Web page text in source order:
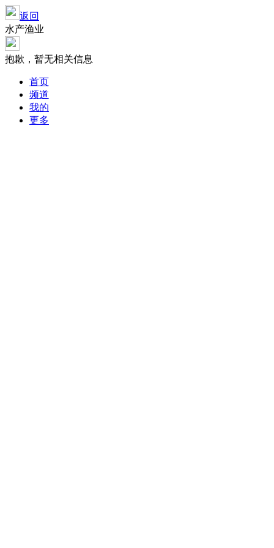
返回
水产渔业
抱歉，暂无相关信息
首页
频道
我的
更多